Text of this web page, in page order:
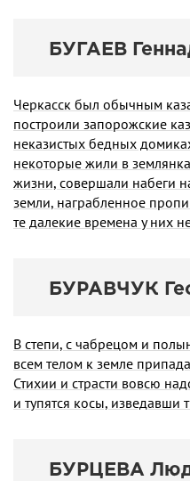
БУГАЕВ
Черкасск был обычным
построили запорожские
неказистых бедных
некоторые жили в
жизни, совершали набеги
земли, награбленное
те далекие времена у них
БУРАВЧУК
В степи, с чабрецом и
всем телом к земле
Стихии и страсти вовсю
и тупятся косы, изведавши
БУРЦЕВА